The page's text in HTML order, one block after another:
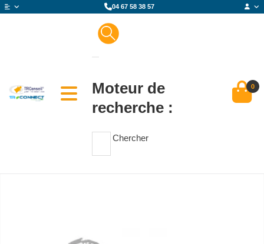
04 67 58 38 57
Moteur de
recherche :
Chercher
0